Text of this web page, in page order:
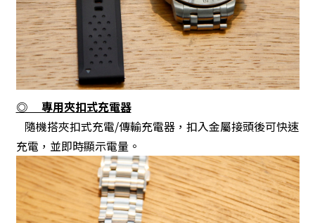
◎ 專用夾扣式充電器
隨機搭夾扣式充電/傳輸充電器，扣入金屬接頭後可快速
充電，並即時顯示電量。